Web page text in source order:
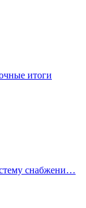
итоги
снабжени…